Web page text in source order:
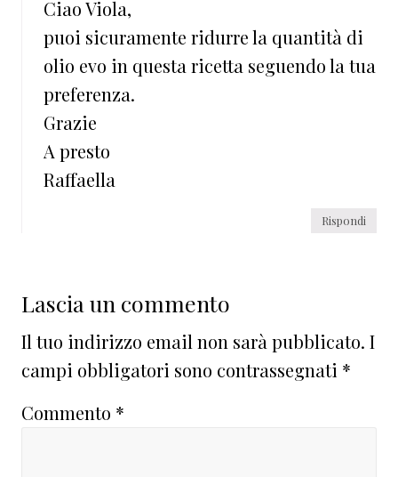
Ciao Viola,
puoi sicuramente ridurre la quantità di
olio evo in questa ricetta seguendo la tua
preferenza.
Grazie
A presto
Raffaella
Rispondi
Lascia un commento
Il tuo indirizzo email non sarà pubblicato. I
campi obbligatori sono contrassegnati *
Commento *